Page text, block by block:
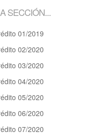
SECCIÓN...
01/2019
02/2020
03/2020
04/2020
05/2020
06/2020
07/2020